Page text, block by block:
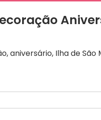
aniversário, Ilha de São